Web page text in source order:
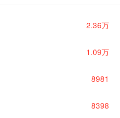
2.36万
1.09万
8981
8398